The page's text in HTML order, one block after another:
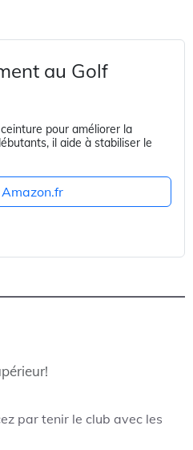
au Golf
pour améliorer la
il aide à stabiliser le
par tenir le club avec les